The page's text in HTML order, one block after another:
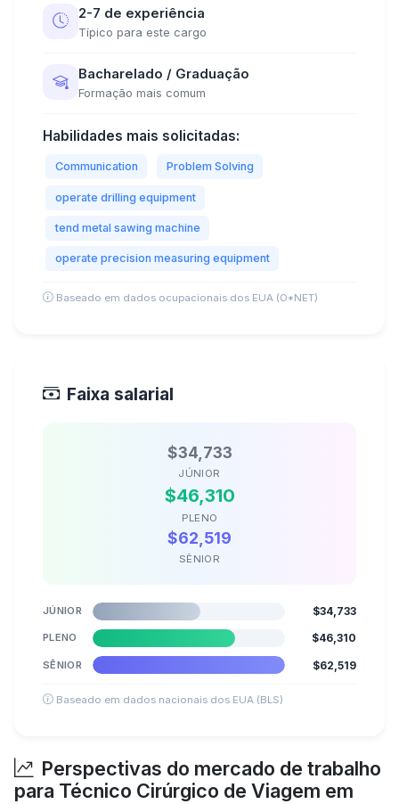
2-7 de experiência
Típico para este cargo
Bacharelado / Graduação
Formação mais comum
Habilidades mais solicitadas:
Communication Problem Solving
operate drilling equipment
tend metal sawing machine
operate precision measuring equipment
Baseado em dados ocupacionais dos EUA (O*NET)
Faixa salarial
$34,733
JÚNIOR
$46,310
PLENO
$62,519
SÊNIOR
JÚNIOR $34,733
PLENO $46,310
SÊNIOR $62,519
Baseado em dados nacionais dos EUA (BLS)
Perspectivas do mercado de trabalho
para Técnico Cirúrgico de Viagem em